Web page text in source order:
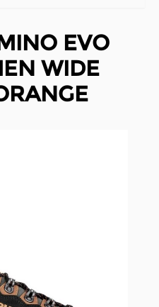
EVO
WIDE